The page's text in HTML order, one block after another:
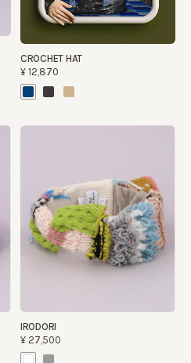
CROCHET HAT
¥12,870
IRODORI
¥27,500